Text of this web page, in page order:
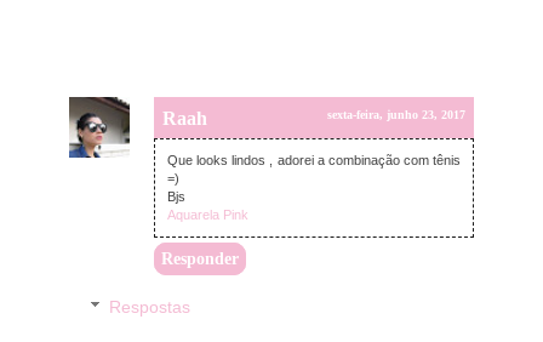
Raah sexta-feira, junho 23, 2017
Que looks lindos , adorei a combinação com tênis
=)
Bjs
Aquarela Pink
Responder
Respostas